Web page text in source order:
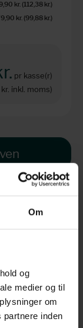
Om
og
medier og til
om
inden
kr. (112,38 kr.)
kr. (99,88 kr.)
pr kasse(r)
inkl. moms)
1-3 hverdage
16.00